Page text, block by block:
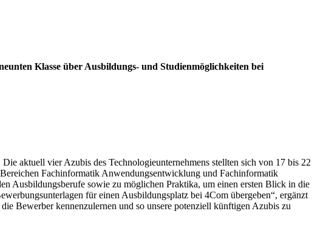
Klasse über Ausbildungs- und Studienmöglichkeiten bei
aktuell vier Azubis des Technologieunternehmens stellten sich von 17 bis 22
Fachinformatik Anwendungsentwicklung und Fachinformatik
Ausbildungsberufe sowie zu möglichen Praktika, um einen ersten Blick in die
für einen Ausbildungsplatz bei 4Com übergeben“, ergänzt
Bewerber kennenzulernen und so unsere potenziell künftigen Azubis zu